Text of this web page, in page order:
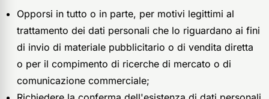
Opporsi in tutto o in parte, per motivi legittimi al
trattamento dei dati personali che lo riguardano ai fini
di invio di materiale pubblicitario o di vendita diretta
o per il compimento di ricerche di mercato o di
comunicazione commerciale;